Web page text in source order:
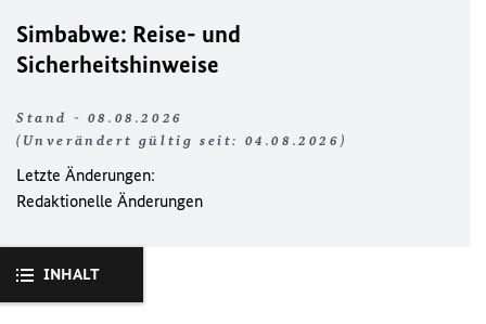
Simbabwe: Reise- und
Sicherheitshinweise
Stand - 08.08.2026
(Unverändert gültig seit: 04.08.2026)
Letzte Änderungen:
Redaktionelle Änderungen
INHALT